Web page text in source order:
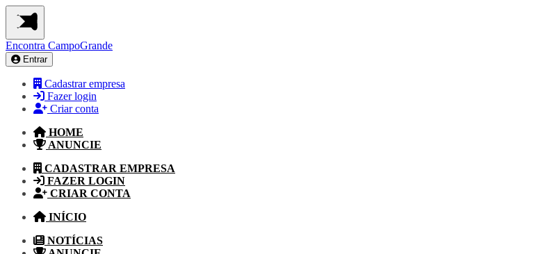
Encontra CampoGrande
Entrar
Cadastrar empresa
Fazer login
Criar conta
HOME
ANUNCIE
CADASTRAR EMPRESA
FAZER LOGIN
CRIAR CONTA
INÍCIO
NOTÍCIAS